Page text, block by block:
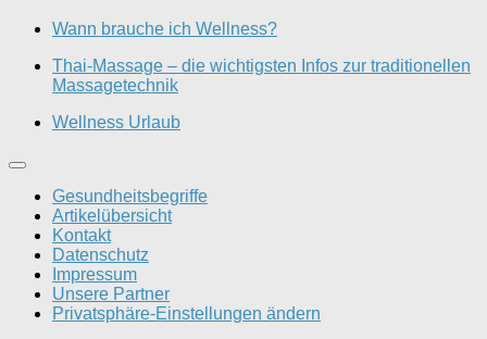
Wann brauche ich Wellness?
Thai-Massage – die wichtigsten Infos zur traditionellen
Massagetechnik
Wellness Urlaub
Gesundheitsbegriffe
Artikelübersicht
Kontakt
Datenschutz
Impressum
Unsere Partner
Privatsphäre-Einstellungen ändern